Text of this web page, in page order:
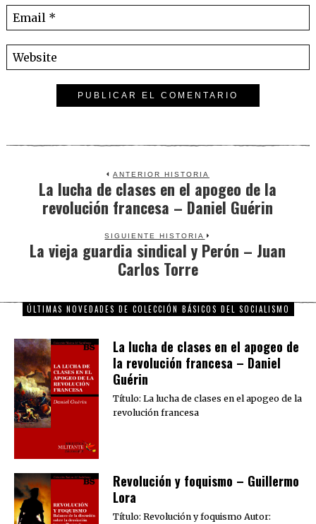
ANTERIOR HISTORIA
Previous
post:
La lucha de clases en el apogeo de la
revolución francesa – Daniel Guérin
SIGUIENTE HISTORIA
Next
post:
La vieja guardia sindical y Perón – Juan
Carlos Torre
ÚLTIMAS NOVEDADES DE COLECCIÓN BÁSICOS DEL SOCIALISMO
La lucha de clases en el apogeo de
la revolución francesa – Daniel
Guérin
Título: La lucha de clases en el apogeo de la
revolución francesa
Revolución y foquismo – Guillermo
Lora
Título: Revolución y foquismo Autor: